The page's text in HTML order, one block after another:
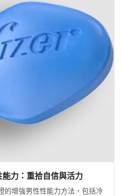
力：重拾自信與活力
的增強男性性能力方法，包括冷